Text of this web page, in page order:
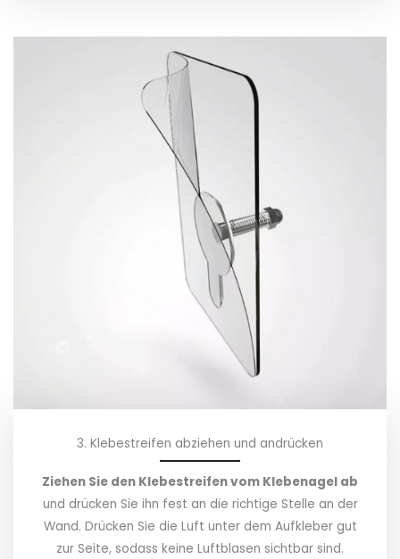
3. Klebestreifen abziehen und andrücken
Ziehen Sie den Klebestreifen vom Klebenagel ab
und drücken Sie ihn fest an die richtige Stelle an der
Wand. Drücken Sie die Luft unter dem Aufkleber gut
zur Seite, sodass keine Luftblasen sichtbar sind.